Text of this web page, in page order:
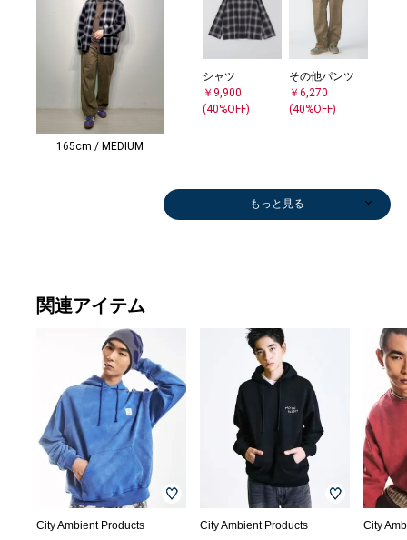
165cm / MEDIUM
シャツ
￥9,900
(40%OFF)
その他パンツ
￥6,270
(40%OFF)
￥19,800
(50%OFF)
￥
もっと見る
関連アイテム
City Ambient Products
City Ambient Products
City